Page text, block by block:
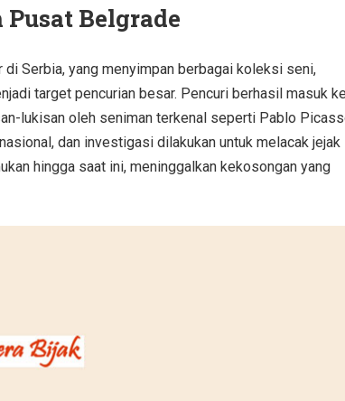
Belgrade
Serbia, yang menyimpan berbagai koleksi seni,
target pencurian besar. Pencuri berhasil masuk
lukisan oleh seniman terkenal seperti Pablo
dan investigasi dilakukan untuk melacak jejak
hingga saat ini, meninggalkan kekosongan yang